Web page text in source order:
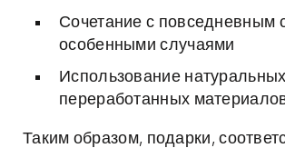
Сочетание с повседневным
особенными случаями
Использование
переработанных
Таким образом, подарки,